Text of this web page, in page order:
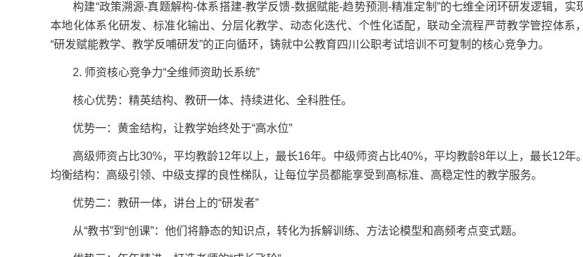
构建“政策溯源-真题解构-体系搭建-教学反馈-数据赋能-趋势预测-精准定制”的七维全闭环研发逻辑，实
本地化体系化研发、标准化输出、分层化教学、动态化迭代、个性化适配，联动全流程严苛教学管控体系
“研发赋能教学、教学反哺研发”的正向循环，铸就中公教育四川公职考试培训不可复制的核心竞争力。
2. 师资核心竞争力“全维师资助长系统”
核心优势：精英结构、教研一体、持续进化、全科胜任。
优势一：黄金结构，让教学始终处于“高水位”
高级师资占比30%，平均教龄12年以上，最长16年。中级师资占比40%，平均教龄8年以上，最长12年
均衡结构：高级引领、中级支撑的良性梯队，让每位学员都能享受到高标准、高稳定性的教学服务。
优势二：教研一体，讲台上的“研发者”
从“教书”到“创课”：他们将静态的知识点，转化为拆解训练、方法论模型和高频考点变式题。